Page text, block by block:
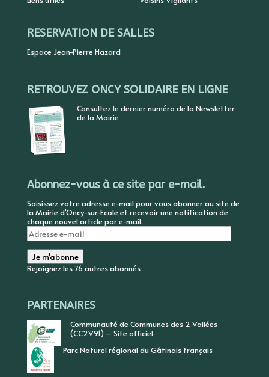
RESERVATION DE SALLES
Espace Jean-Pierre Hazard
RETROUVEZ ONCY SOLIDAIRE EN LIGNE
Consultez le dernier numéro de la Newsletter
de la Mairie
Abonnez-vous à ce site par e-mail.
Saisissez votre adresse e-mail pour vous abonner au site de
la Mairie d'Oncy-sur-Ecole et recevoir une notification de
chaque nouvel article par e-mail.
Adresse
e-
mail
Je m'abonne
Rejoignez les 76 autres abonnés
PARTENAIRES
Communauté de Communes des 2 Vallées
(CC2V91) – Site officiel
Parc Naturel régional du Gâtinais français